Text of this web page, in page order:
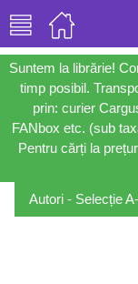
Suntem la librărie!
timp posibil.
prin: curier
FANbox etc. (sub
Pentru cărți la
Autori - Selecție